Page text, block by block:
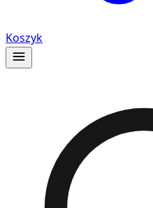
Koszyk